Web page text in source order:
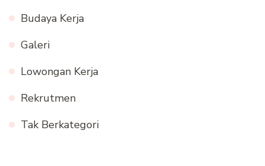
Budaya Kerja
Galeri
Lowongan Kerja
Rekrutmen
Tak Berkategori